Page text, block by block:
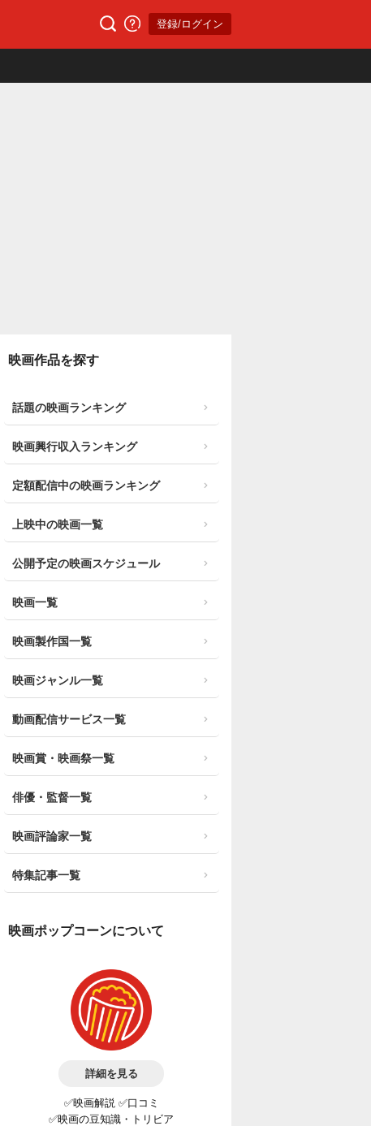
登録/ログイン
映画作品を探す
話題の映画ランキング
映画興行収入ランキング
定額配信中の映画ランキング
上映中の映画一覧
公開予定の映画スケジュール
映画一覧
映画製作国一覧
映画ジャンル一覧
動画配信サービス一覧
映画賞・映画祭一覧
俳優・監督一覧
映画評論家一覧
特集記事一覧
映画ポップコーンについて
詳細を見る
✅映画解説 ✅口コミ
✅映画の豆知識・トリビア